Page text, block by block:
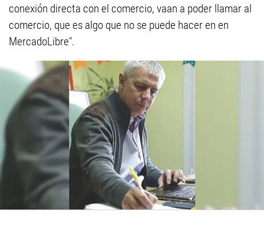
conexión directa con el comercio, vaan a poder llamar al
comercio, que es algo que no se puede hacer en en
MercadoLibre".